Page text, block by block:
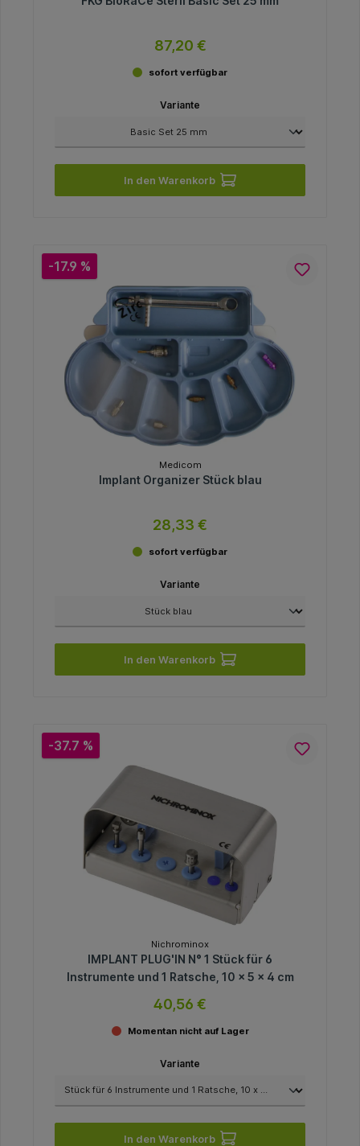
87,20 €
sofort verfügbar
Variante
In den Warenkorb
-17.9 %
Medicom
Implant Organizer Stück blau
28,33 €
sofort verfügbar
Variante
In den Warenkorb
-37.7 %
Nichrominox
IMPLANT PLUG'IN N° 1 Stück für 6
Instrumente und 1 Ratsche, 10 x 5 x 4 cm
40,56 €
Momentan nicht auf Lager
Variante
In den Warenkorb